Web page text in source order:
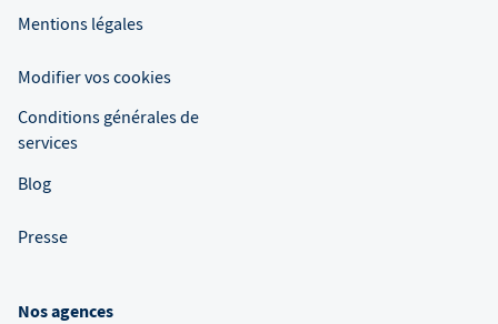
Mentions légales
Modifier vos cookies
Conditions générales de
services
Blog
Presse
Nos agences